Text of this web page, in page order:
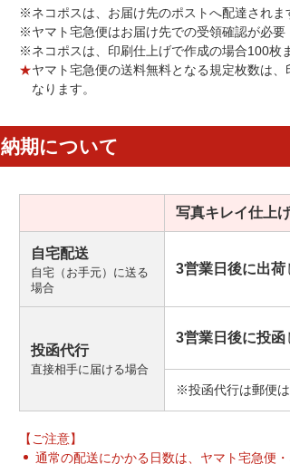
※ネコポスは、お届け先のポストへ配達されま
※ヤマト宅急便はお届け先での受領確認が必要
※ネコポスは、印刷仕上げで作成の場合100枚
★ヤマト宅急便の送料無料となる規定枚数は
なります。
納期について
写真キレイ仕上
自宅配送
自宅（お手元）に送る
場合
3営業日後に出荷
投函代行
直接相手に届ける場合
3営業日後に投函
※投函代行は郵便
【ご注意】
通常の配送にかかる日数は、ヤマト宅急便